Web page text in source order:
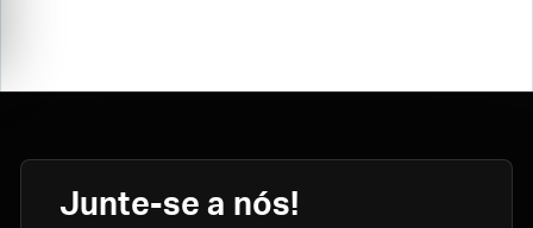
Junte-se a nós!